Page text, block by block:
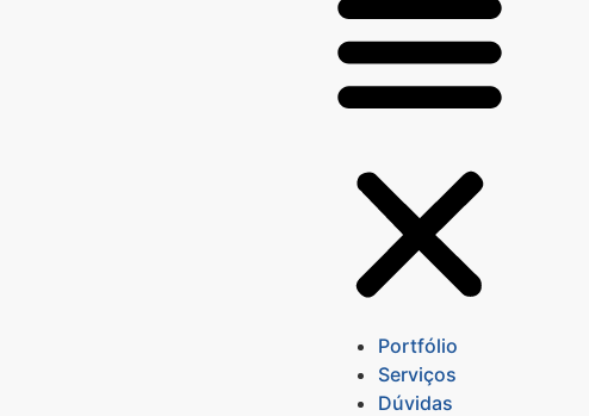
Portfólio
Serviços
Dúvidas